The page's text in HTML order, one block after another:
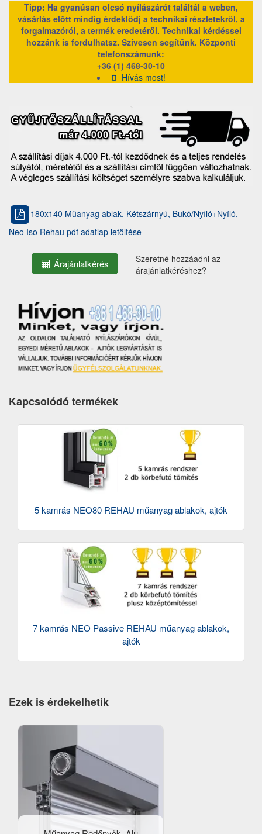
Tipp: Ha gyanúsan olcsó nyílászárót találtál a weben,
vásárlás előtt mindig érdeklődj a technikai részletekről, a
forgalmazóról, a termék eredetéről. Technikai kérdéssel
hozzánk is fordulhatsz. Szívesen segítünk. Központi
telefonszámunk:
+36 (1) 468-30-10
Hívás most!
180x140 Műanyag ablak, Kétszárnyú, Bukó/Nyíló+Nyíló,
Neo Iso Rehau pdf adatlap letöltése
Árajánlatkérés
Szeretné hozzáadni az
árajánlatkéréshez?
Kapcsolódó termékek
5 kamrás NEO80 REHAU műanyag ablakok, ajtók
7 kamrás NEO Passive REHAU műanyag ablakok,
ajtók
Ezek is érdekelhetik